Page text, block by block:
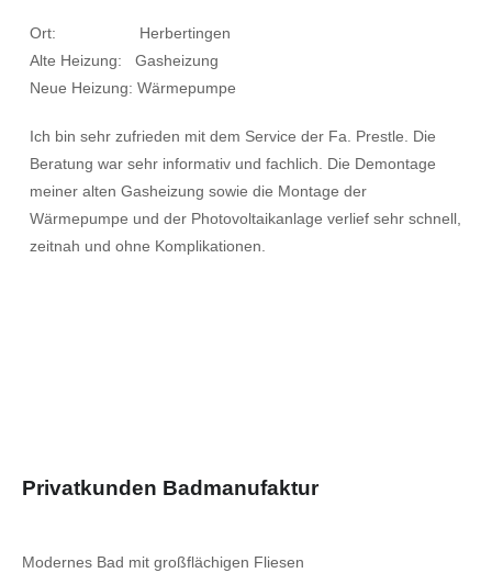
Ort: Herbertingen
Alte Heizung: Gasheizung
Neue Heizung: Wärmepumpe
Ich bin sehr zufrieden mit dem Service der Fa. Prestle. Die
Beratung war sehr informativ und fachlich. Die Demontage
meiner alten Gasheizung sowie die Montage der
Wärmepumpe und der Photovoltaikanlage verlief sehr schnell,
zeitnah und ohne Komplikationen.
Privatkunden Badmanufaktur
Modernes Bad mit großflächigen Fliesen